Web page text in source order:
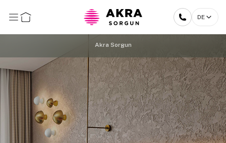
DE
Akra Sorgun